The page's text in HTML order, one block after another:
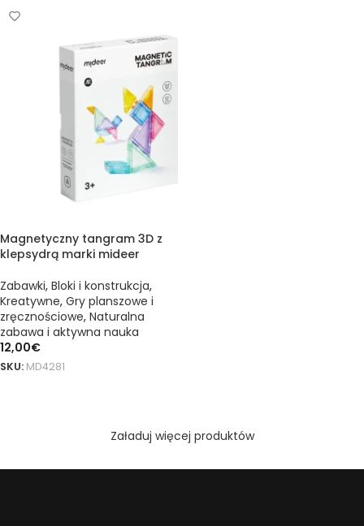
Magnetyczny tangram 3D z
klepsydrą marki mideer
Zabawki, Bloki i konstrukcja,
Kreatywne, Gry planszowe i
zręcznościowe, Naturalna
zabawa i aktywna nauka
12,00€
SKU: MD4281
Załaduj więcej produktów